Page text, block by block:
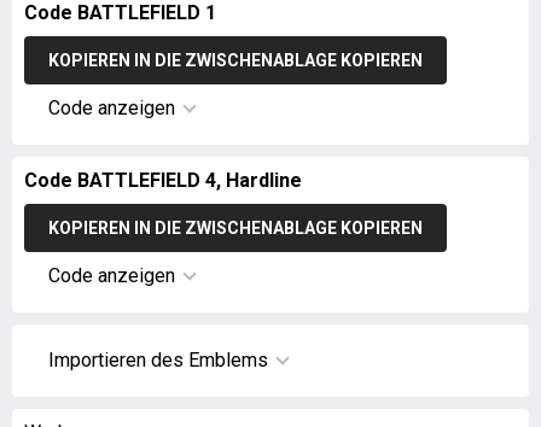
Code BATTLEFIELD 1
KOPIEREN IN DIE ZWISCHENABLAGE KOPIEREN
Code anzeigen
Code BATTLEFIELD 4, Hardline
KOPIEREN IN DIE ZWISCHENABLAGE KOPIEREN
Code anzeigen
Importieren des Emblems